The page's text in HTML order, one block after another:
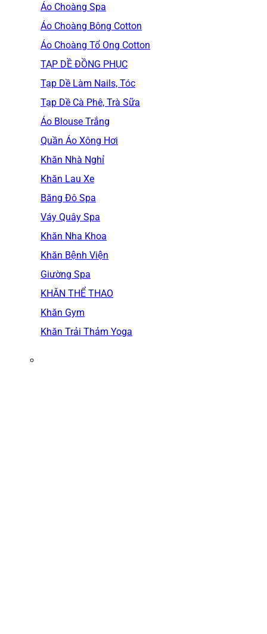
Áo Choàng Spa
Áo Choàng Bông Cotton
Áo Choàng Tổ Ong Cotton
TẠP DỀ ĐỒNG PHỤC
Tạp Dề Làm Nails, Tóc
Tạp Dề Cà Phê, Trà Sữa
Áo Blouse Trắng
Quần Áo Xông Hơi
Khăn Nhà Nghỉ
Khăn Lau Xe
Băng Đô Spa
Váy Quây Spa
Khăn Nha Khoa
Khăn Bệnh Viện
Giường Spa
KHĂN THỂ THAO
Khăn Gym
Khăn Trải Thảm Yoga